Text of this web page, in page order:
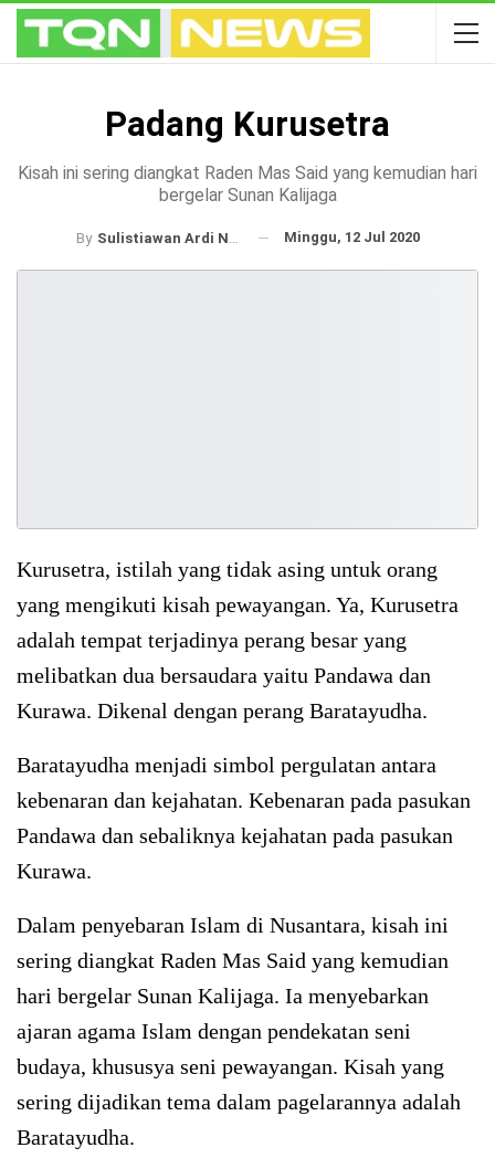
Padang Kurusetra
Kisah ini sering diangkat Raden Mas Said yang kemudian hari
bergelar Sunan Kalijaga
By Sulistiawan Ardi Nugroho Minggu, 12 Jul 2020
Kurusetra, istilah yang tidak asing untuk orang
yang mengikuti kisah pewayangan. Ya, Kurusetra
adalah tempat terjadinya perang besar yang
melibatkan dua bersaudara yaitu Pandawa dan
Kurawa. Dikenal dengan perang Baratayudha.
Baratayudha menjadi simbol pergulatan antara
kebenaran dan kejahatan. Kebenaran pada pasukan
Pandawa dan sebaliknya kejahatan pada pasukan
Kurawa.
Dalam penyebaran Islam di Nusantara, kisah ini
sering diangkat Raden Mas Said yang kemudian
hari bergelar Sunan Kalijaga. Ia menyebarkan
ajaran agama Islam dengan pendekatan seni
budaya, khususya seni pewayangan. Kisah yang
sering dijadikan tema dalam pagelarannya adalah
Baratayudha.